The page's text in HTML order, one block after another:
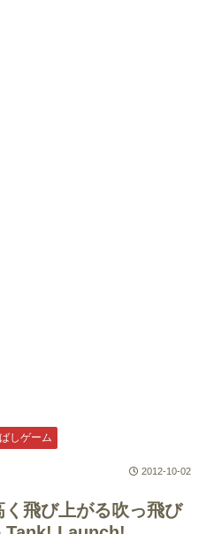
しゲーム
2012-10-02
飛び上がる吹っ飛び